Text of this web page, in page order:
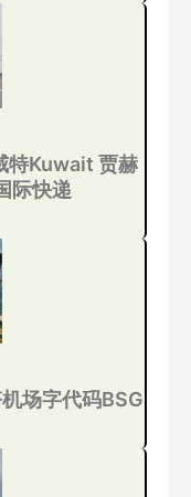
特Kuwait 贾赫
际快递
场字代码BSG